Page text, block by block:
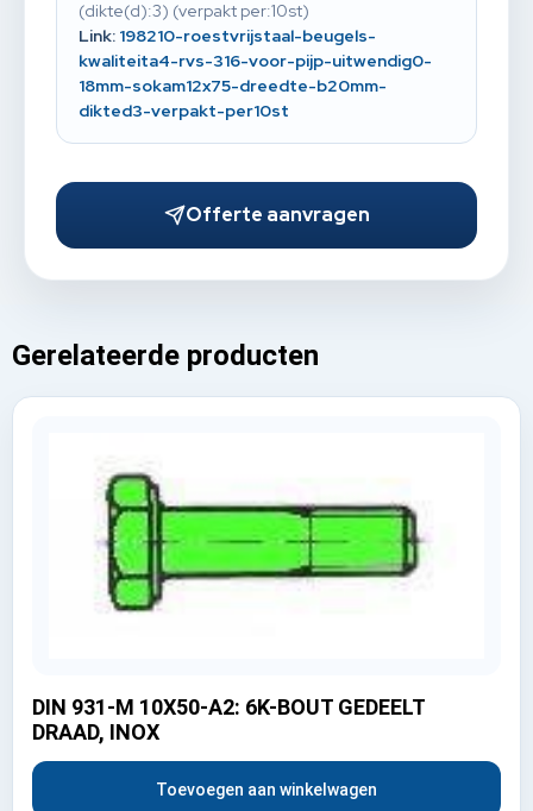
(dikte(d):3) (verpakt per:10st)
Link: 198210-roestvrijstaal-beugels-
kwaliteita4-rvs-316-voor-pijp-uitwendig0-
18mm-sokam12x75-dreedte-b20mm-
dikted3-verpakt-per10st
Offerte aanvragen
Gerelateerde producten
DIN 931-M 10X50-A2: 6K-BOUT GEDEELT
DRAAD, INOX
Toevoegen aan winkelwagen